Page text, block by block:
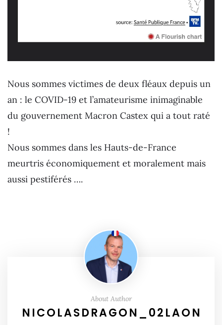
Nous sommes victimes de deux fléaux depuis un
an : le COVID-19 et l’amateurisme inimaginable
du gouvernement Macron Castex qui a tout raté
!
Nous sommes dans les Hauts-de-France
meurtris économiquement et moralement mais
aussi pestiférés ….
About Author
NICOLASDRAGON_02LAON